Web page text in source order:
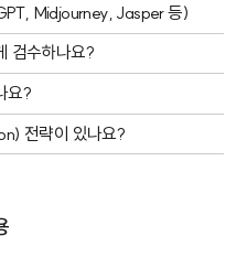
Midjourney, Jasper 등)
검수하나요?
요?
전략이 있나요?